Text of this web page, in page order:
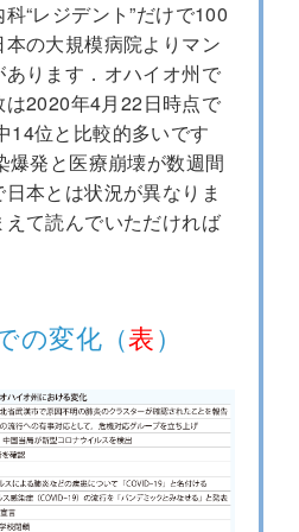
“レジデント”だけで100
の大規模病院よりマン
ります．オハイオ州で
2020年4月22日時点で
14位と比較的多いです
爆発と医療崩壊が数週間
本とは状況が異なりま
て読んでいただければ
の変化（表）